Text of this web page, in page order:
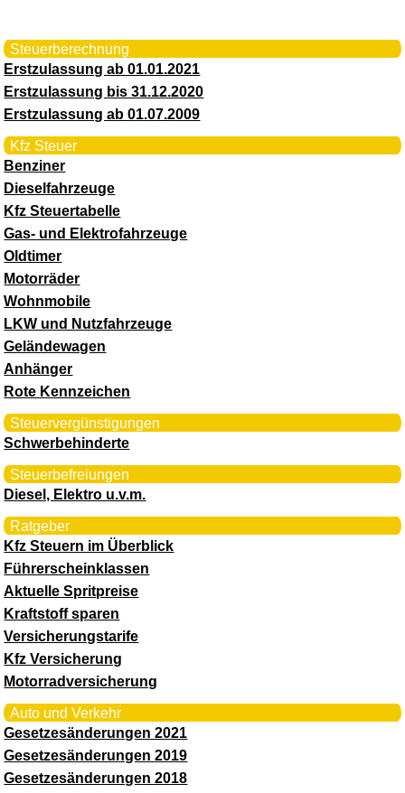
Steuerberechnung
Erstzulassung ab 01.01.2021
Erstzulassung bis 31.12.2020
Erstzulassung ab 01.07.2009
Kfz Steuer
Benziner
Dieselfahrzeuge
Kfz Steuertabelle
Gas- und Elektrofahrzeuge
Oldtimer
Motorräder
Wohnmobile
LKW und Nutzfahrzeuge
Geländewagen
Anhänger
Rote Kennzeichen
Steuervergünstigungen
Schwerbehinderte
Steuerbefreiungen
Diesel, Elektro u.v.m.
Ratgeber
Kfz Steuern im Überblick
Führerscheinklassen
Aktuelle Spritpreise
Kraftstoff sparen
Versicherungstarife
Kfz Versicherung
Motorradversicherung
Auto und Verkehr
Gesetzesänderungen 2021
Gesetzesänderungen 2019
Gesetzesänderungen 2018